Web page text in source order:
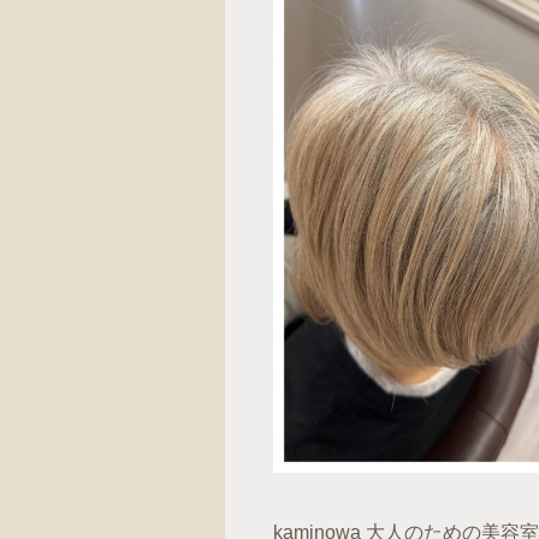
kaminowa 大人のための美容室